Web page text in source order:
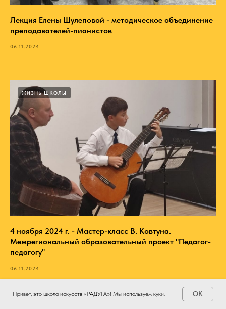
Лекция Елены Шулеповой - методическое объединение
преподавателей-пианистов
06.11.2024
ЖИЗНЬ ШКОЛЫ
4 ноября 2024 г. - Мастер-класс В. Ковтуна.
Межрегиональный образовательный проект "Педагог-
педагогу"
06.11.2024
Привет, это школа искусств «РАДУГА»! Мы используем куки. OK